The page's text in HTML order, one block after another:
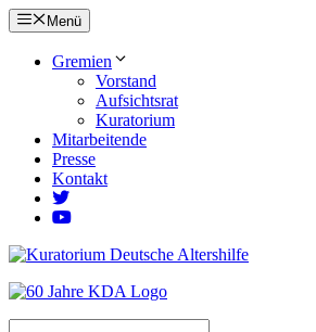
Zum
Inhalt
springen
Menü
Gremien
Vorstand
Aufsichtsrat
Kuratorium
Mitarbeitende
Presse
Kontakt